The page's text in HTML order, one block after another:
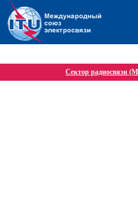
Сектор радиосвязи